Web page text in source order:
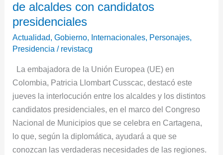
de alcaldes con candidatos
presidenciales
Actualidad,Gobierno, Internacionales, Personajes,
Presidencia / revistacg
La embajadora de la Unión Europea (UE) en
Colombia, Patricia Llombart Cusscac, destacó este
jueves la interlocución entre los alcaldes y los distintos
candidatos presidenciales, en el marco del Congreso
Nacional de Municipios que se celebra en Cartagena,
lo que, según la diplomática, ayudará a que se
conozcan las verdaderas necesidades de las regiones.
destaca
interlocución
alcaldes
candidatos
presidenciales